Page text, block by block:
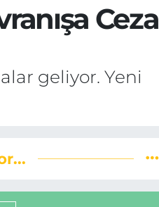
Ceza
geliyor. Yeni